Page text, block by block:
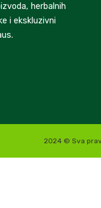
herbalnih
i ekskluzivni
2024 © Sva